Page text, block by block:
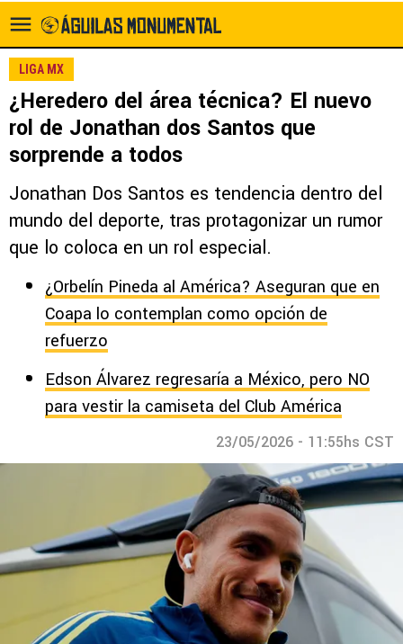
LIGA MX
¿Heredero del área técnica? El nuevo
rol de Jonathan dos Santos que
sorprende a todos
Jonathan Dos Santos es tendencia dentro del
mundo del deporte, tras protagonizar un rumor
que lo coloca en un rol especial.
¿Orbelín Pineda al América? Aseguran que en
Coapa lo contemplan como opción de
refuerzo
Edson Álvarez regresaría a México, pero NO
para vestir la camiseta del Club América
23/05/2026 - 11:55hs CST